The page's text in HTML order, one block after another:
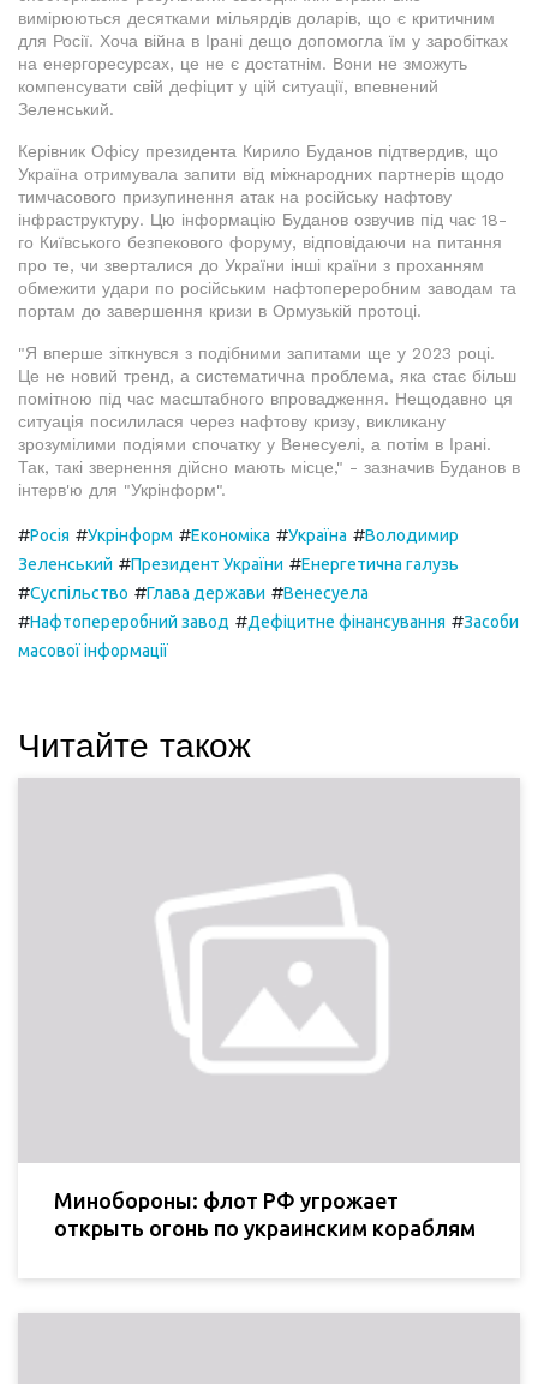
вимірюються десятками мільярдів доларів, що є критичним
для Росії. Хоча війна в Ірані дещо допомогла їм у заробітках
на енергоресурсах, це не є достатнім. Вони не зможуть
компенсувати свій дефіцит у цій ситуації, впевнений
Зеленський.
Керівник Офісу президента Кирило Буданов підтвердив, що
Україна отримувала запити від міжнародних партнерів щодо
тимчасового призупинення атак на російську нафтову
інфраструктуру. Цю інформацію Буданов озвучив під час 18-
го Київського безпекового форуму, відповідаючи на питання
про те, чи зверталися до України інші країни з проханням
обмежити удари по російським нафтопереробним заводам та
портам до завершення кризи в Ормузькій протоці.
"Я вперше зіткнувся з подібними запитами ще у 2023 році.
Це не новий тренд, а систематична проблема, яка стає більш
помітною під час масштабного впровадження. Нещодавно ця
ситуація посилилася через нафтову кризу, викликану
зрозумілими подіями спочатку у Венесуелі, а потім в Ірані.
Так, такі звернення дійсно мають місце," - зазначив Буданов в
інтерв'ю для "Укрінформ".
#Росія #Укрінформ #Економіка #Україна #Володимир
Зеленський #Президент України #Енергетична галузь
#Суспільство #Глава держави #Венесуела
#Нафтопереробний завод #Дефіцитне фінансування #Засоби
масової інформації
Читайте також
Минобороны: флот РФ угрожает
открыть огонь по украинским кораблям